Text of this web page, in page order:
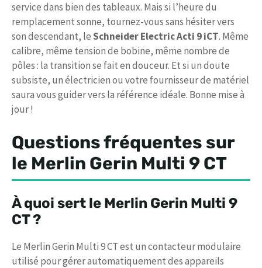
service dans bien des tableaux. Mais si l’heure du
remplacement sonne, tournez-vous sans hésiter vers
son descendant, leSchneider Electric Acti 9 iCT. Même
calibre, même tension de bobine, même nombre de
pôles : la transition se fait en douceur. Et si un doute
subsiste, un électricien ou votre fournisseur de matériel
saura vous guider vers la référence idéale. Bonne mise à
jour !
Questions fréquentes sur
le Merlin Gerin Multi 9 CT
À quoi sert le Merlin Gerin Multi 9
CT ?
Le Merlin Gerin Multi 9 CT est un contacteur modulaire
utilisé pour gérer automatiquement des appareils